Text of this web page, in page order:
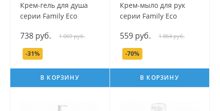
Крем-гель для душа
серии Family Есо
738 руб. 1 069 руб.
-31%
В КОРЗИНУ
Крем-мыло для рук
серии Family Есо
559 руб. 1 864 руб.
-70%
В КОРЗИНУ